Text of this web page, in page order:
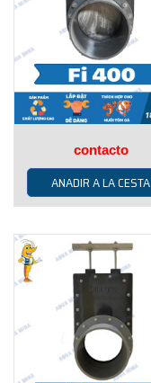
contacto
ANADIR A LA CESTA